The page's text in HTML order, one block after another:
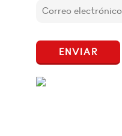
ENVIAR